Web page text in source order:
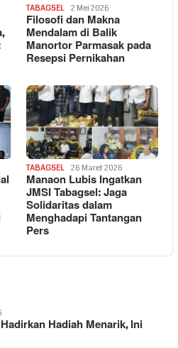
TABAGSEL 2 Mei 2026
Filosofi dan Makna
Mendalam di Balik
Manortor Parmasak pada
Resepsi Pernikahan
TABAGSEL 26 Maret 2026
Manaon Lubis Ingatkan
JMSI Tabagsel: Jaga
Solidaritas dalam
Menghadapi Tantangan
Pers
Hadiah Menarik, Ini